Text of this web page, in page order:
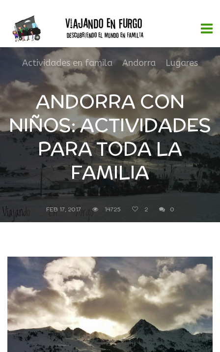
Actividades en famila, Andorra,Lugares
ANDORRA CON
NIÑOS: ACTIVIDADES
PARA TODA LA
FAMILIA
FEB 17, 2017 14725 2 0